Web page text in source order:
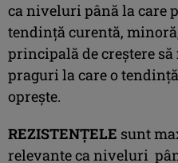
ca niveluri până la care
tendinţă curentă,
principală de creştere
praguri la care o
opreşte.
REZISTENŢELE sunt
relevante ca niveluri